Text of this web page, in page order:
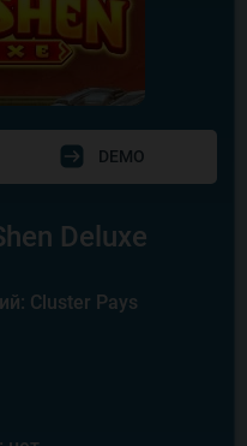
DEMO
Deluxe
Cluster Pays